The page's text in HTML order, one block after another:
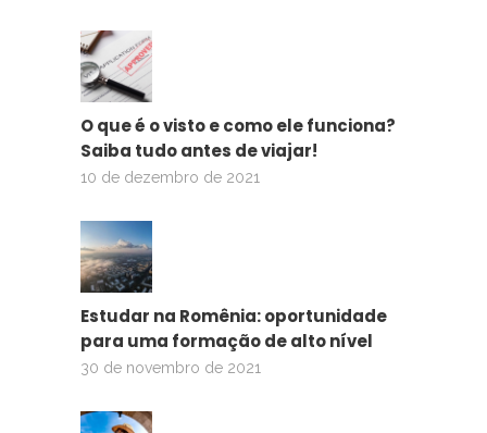
O que é o visto e como ele funciona?
Saiba tudo antes de viajar!
10 de dezembro de 2021
Estudar na Romênia: oportunidade
para uma formação de alto nível
30 de novembro de 2021